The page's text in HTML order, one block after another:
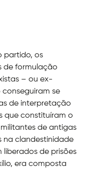
partido, os
de formulação
– ou ex-
se
de interpretação
que constituíram o
de antigas
na clandestinidade
liberados de prisões
era composta